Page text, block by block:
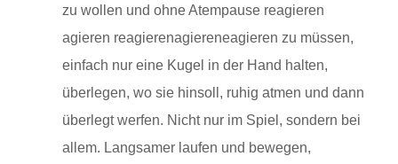
zu wollen und ohne Atempause reagieren
agieren reagierenagiereneagieren zu müssen,
einfach nur eine Kugel in der Hand halten,
überlegen, wo sie hinsoll, ruhig atmen und dann
überlegt werfen. Nicht nur im Spiel, sondern bei
allem. Langsamer laufen und bewegen,